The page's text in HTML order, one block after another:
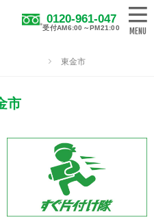
0120-961-047
受付AM6:00～PM21:00
東金市
市